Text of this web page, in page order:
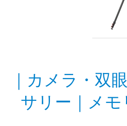
カメラ・双
サリー
メ